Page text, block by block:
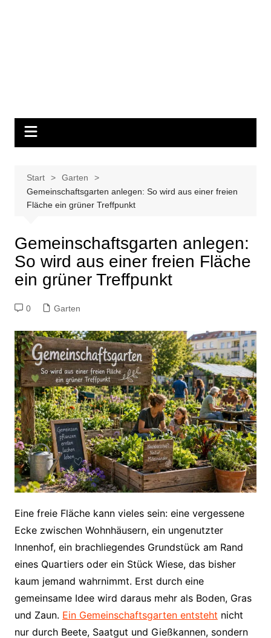
Start
Garten
Gemeinschaftsgarten anlegen: So wird aus einer freien
Fläche ein grüner Treffpunkt
Gemeinschaftsgarten anlegen:
So wird aus einer freien Fläche
ein grüner Treffpunkt
0 Garten
Eine freie Fläche kann vieles sein: eine vergessene
Ecke zwischen Wohnhäusern, ein ungenutzter
Innenhof, ein brachliegendes Grundstück am Rand
eines Quartiers oder ein Stück Wiese, das bisher
kaum jemand wahrnimmt. Erst durch eine
gemeinsame Idee wird daraus mehr als Boden, Gras
und Zaun. Ein Gemeinschaftsgarten entsteht nicht
nur durch Beete, Saatgut und Gießkannen, sondern